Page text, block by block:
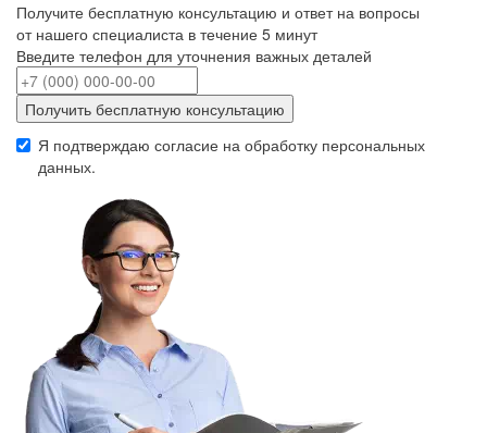
Получите бесплатную консультацию и ответ на вопросы
от нашего специалиста в течение 5 минут
Введите телефон для уточнения важных деталей
Получить бесплатную консультацию
Я подтверждаю согласие на обработку персональных
данных.